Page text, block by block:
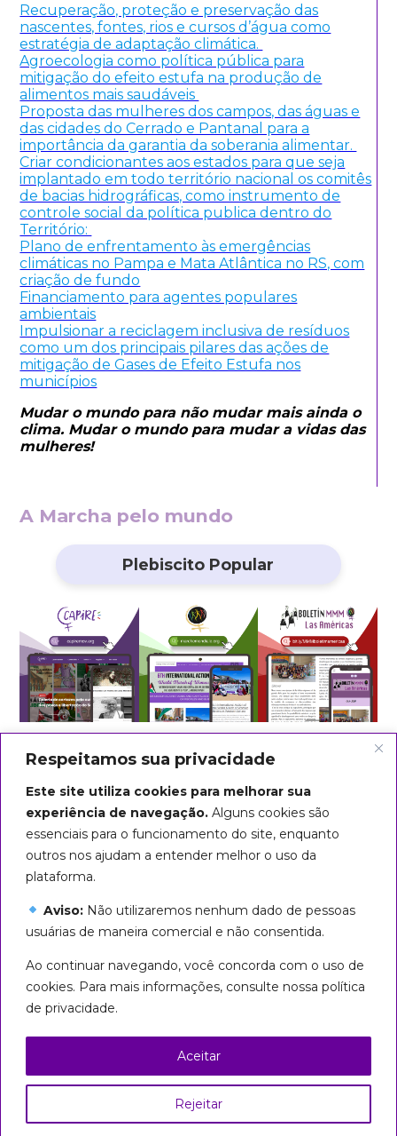
Respeitamos sua privacidade
Este site utiliza cookies para melhorar sua
experiência de navegação. Alguns cookies são
essenciais para o funcionamento do site, enquanto
outros nos ajudam a entender melhor o uso da
plataforma.
Aviso:Não utilizaremos nenhum dado de pessoas
usuárias de maneira comercial e não consentida.
Ao continuar navegando, você concorda com o uso de
cookies. Para mais informações, consulte nossa política
de privacidade.
Rejeitar
Aceitar
Recuperação, proteção e preservação das
nascentes, fontes, rios e cursos d’água como
estratégia de adaptação climática.
Agroecologia como política pública para
mitigação do efeito estufa na produção de
alimentos mais saudáveis
Proposta das mulheres dos campos, das águas e
das cidades do Cerrado e Pantanal para a
importância da garantia da soberania alimentar.
Criar condicionantes aos estados para que seja
implantado em todo território nacional os comitês
de bacias hidrográficas, como instrumento de
controle social da política publica dentro do
Território:
Plano de enfrentamento às emergências
climáticas no Pampa e Mata Atlântica no RS, com
criação de fundo
Financiamento para agentes populares
ambientais
Impulsionar a reciclagem inclusiva de resíduos
como um dos principais pilares das ações de
mitigação de Gases de Efeito Estufa nos
municípios
Mudar o mundo para não mudar mais ainda o
clima. Mudar o mundo para mudar a vidas das
mulheres!
A Marcha pelo mundo
Plebiscito Popular
Seguiremos em marcha até que
todas sejamos livres!
Creative Commons
Atribuição – Uso Não Comercial – Partilha nos
Mesmos Termos 3.0 Brasil